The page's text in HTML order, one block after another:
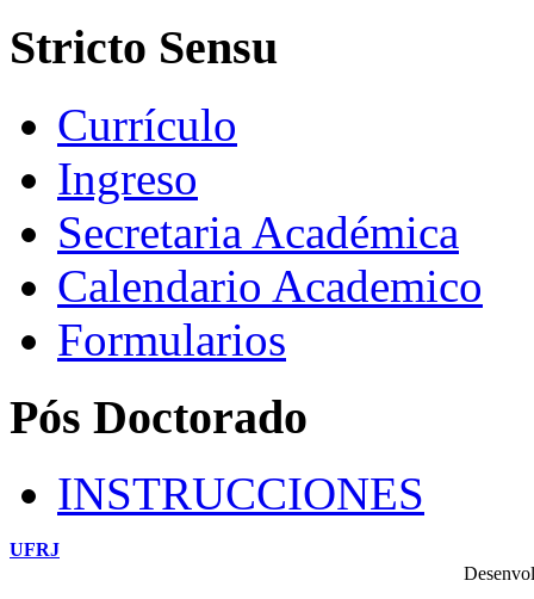
Stricto Sensu
Currículo
Ingreso
Secretaria Académica
Calendario Academico
Formularios
Pós Doctorado
INSTRUCCIONES
UFRJ